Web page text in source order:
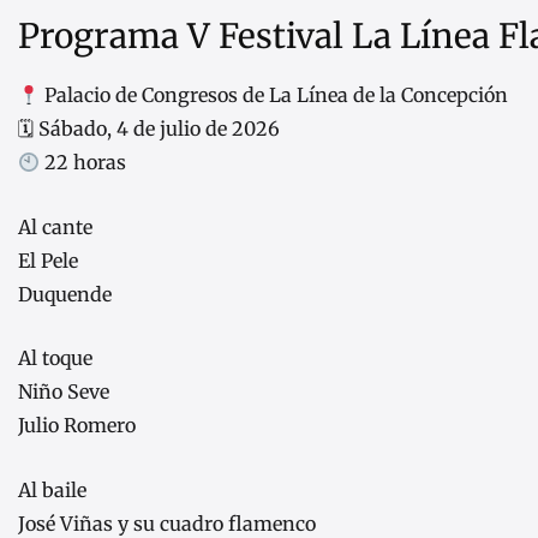
Programa V Festival La Línea
Palacio de Congresos de La Línea de la Concepción
🗓 Sábado, 4 de julio de 2026
22 horas
Al cante
El Pele
Duquende
Al toque
Niño Seve
Julio Romero
Al baile
José Viñas y su cuadro flamenco